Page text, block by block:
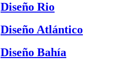
Diseño Rio
Diseño Atlántico
Diseño Bahía